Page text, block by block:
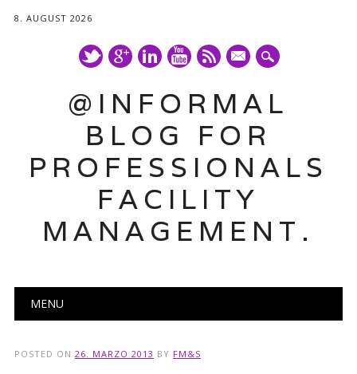
8. AUGUST 2026
mail
@INFORMAL
BLOG FOR
PROFESSIONALS
FACILITY
MANAGEMENT.
Main menu
MENU
POSTED ON 26. MARZO 2013 BY FM&S